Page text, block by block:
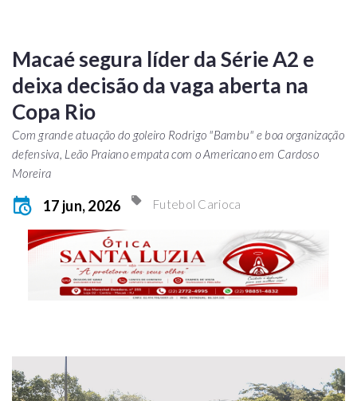
Macaé segura líder da Série A2 e
deixa decisão da vaga aberta na
Copa Rio
Com grande atuação do goleiro Rodrigo "Bambu" e boa organização
defensiva, Leão Praiano empata com o Americano em Cardoso
Moreira
17 jun, 2026 Futebol Carioca